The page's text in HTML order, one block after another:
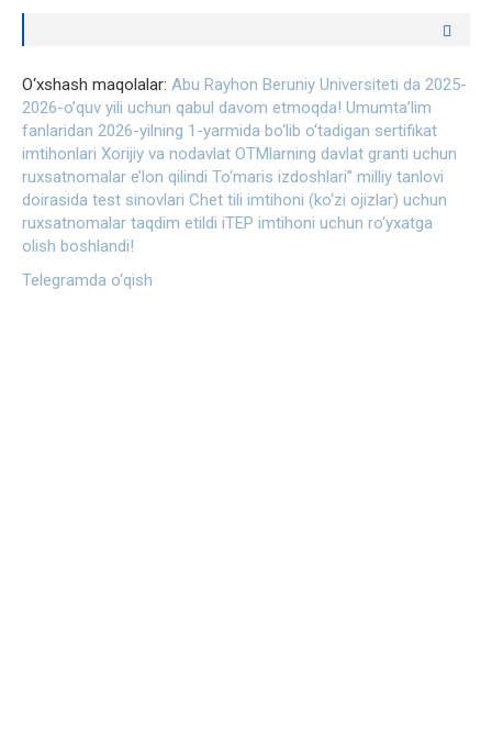
O‘xshash maqolalar: Abu Rayhon Beruniy Universiteti da 2025-
2026-o’quv yili uchun qabul davom etmoqda! Umumta’lim
fanlaridan 2026-yilning 1-yarmida bo‘lib o‘tadigan sertifikat
imtihonlari Xorijiy va nodavlat OTMlarning davlat granti uchun
ruxsatnomalar e’lon qilindi To‘maris izdoshlari” milliy tanlovi
doirasida test sinovlari Chet tili imtihoni (ko‘zi ojizlar) uchun
ruxsatnomalar taqdim etildi iTEP imtihoni uchun ro‘yxatga
olish boshlandi!
Telegramda o‘qish